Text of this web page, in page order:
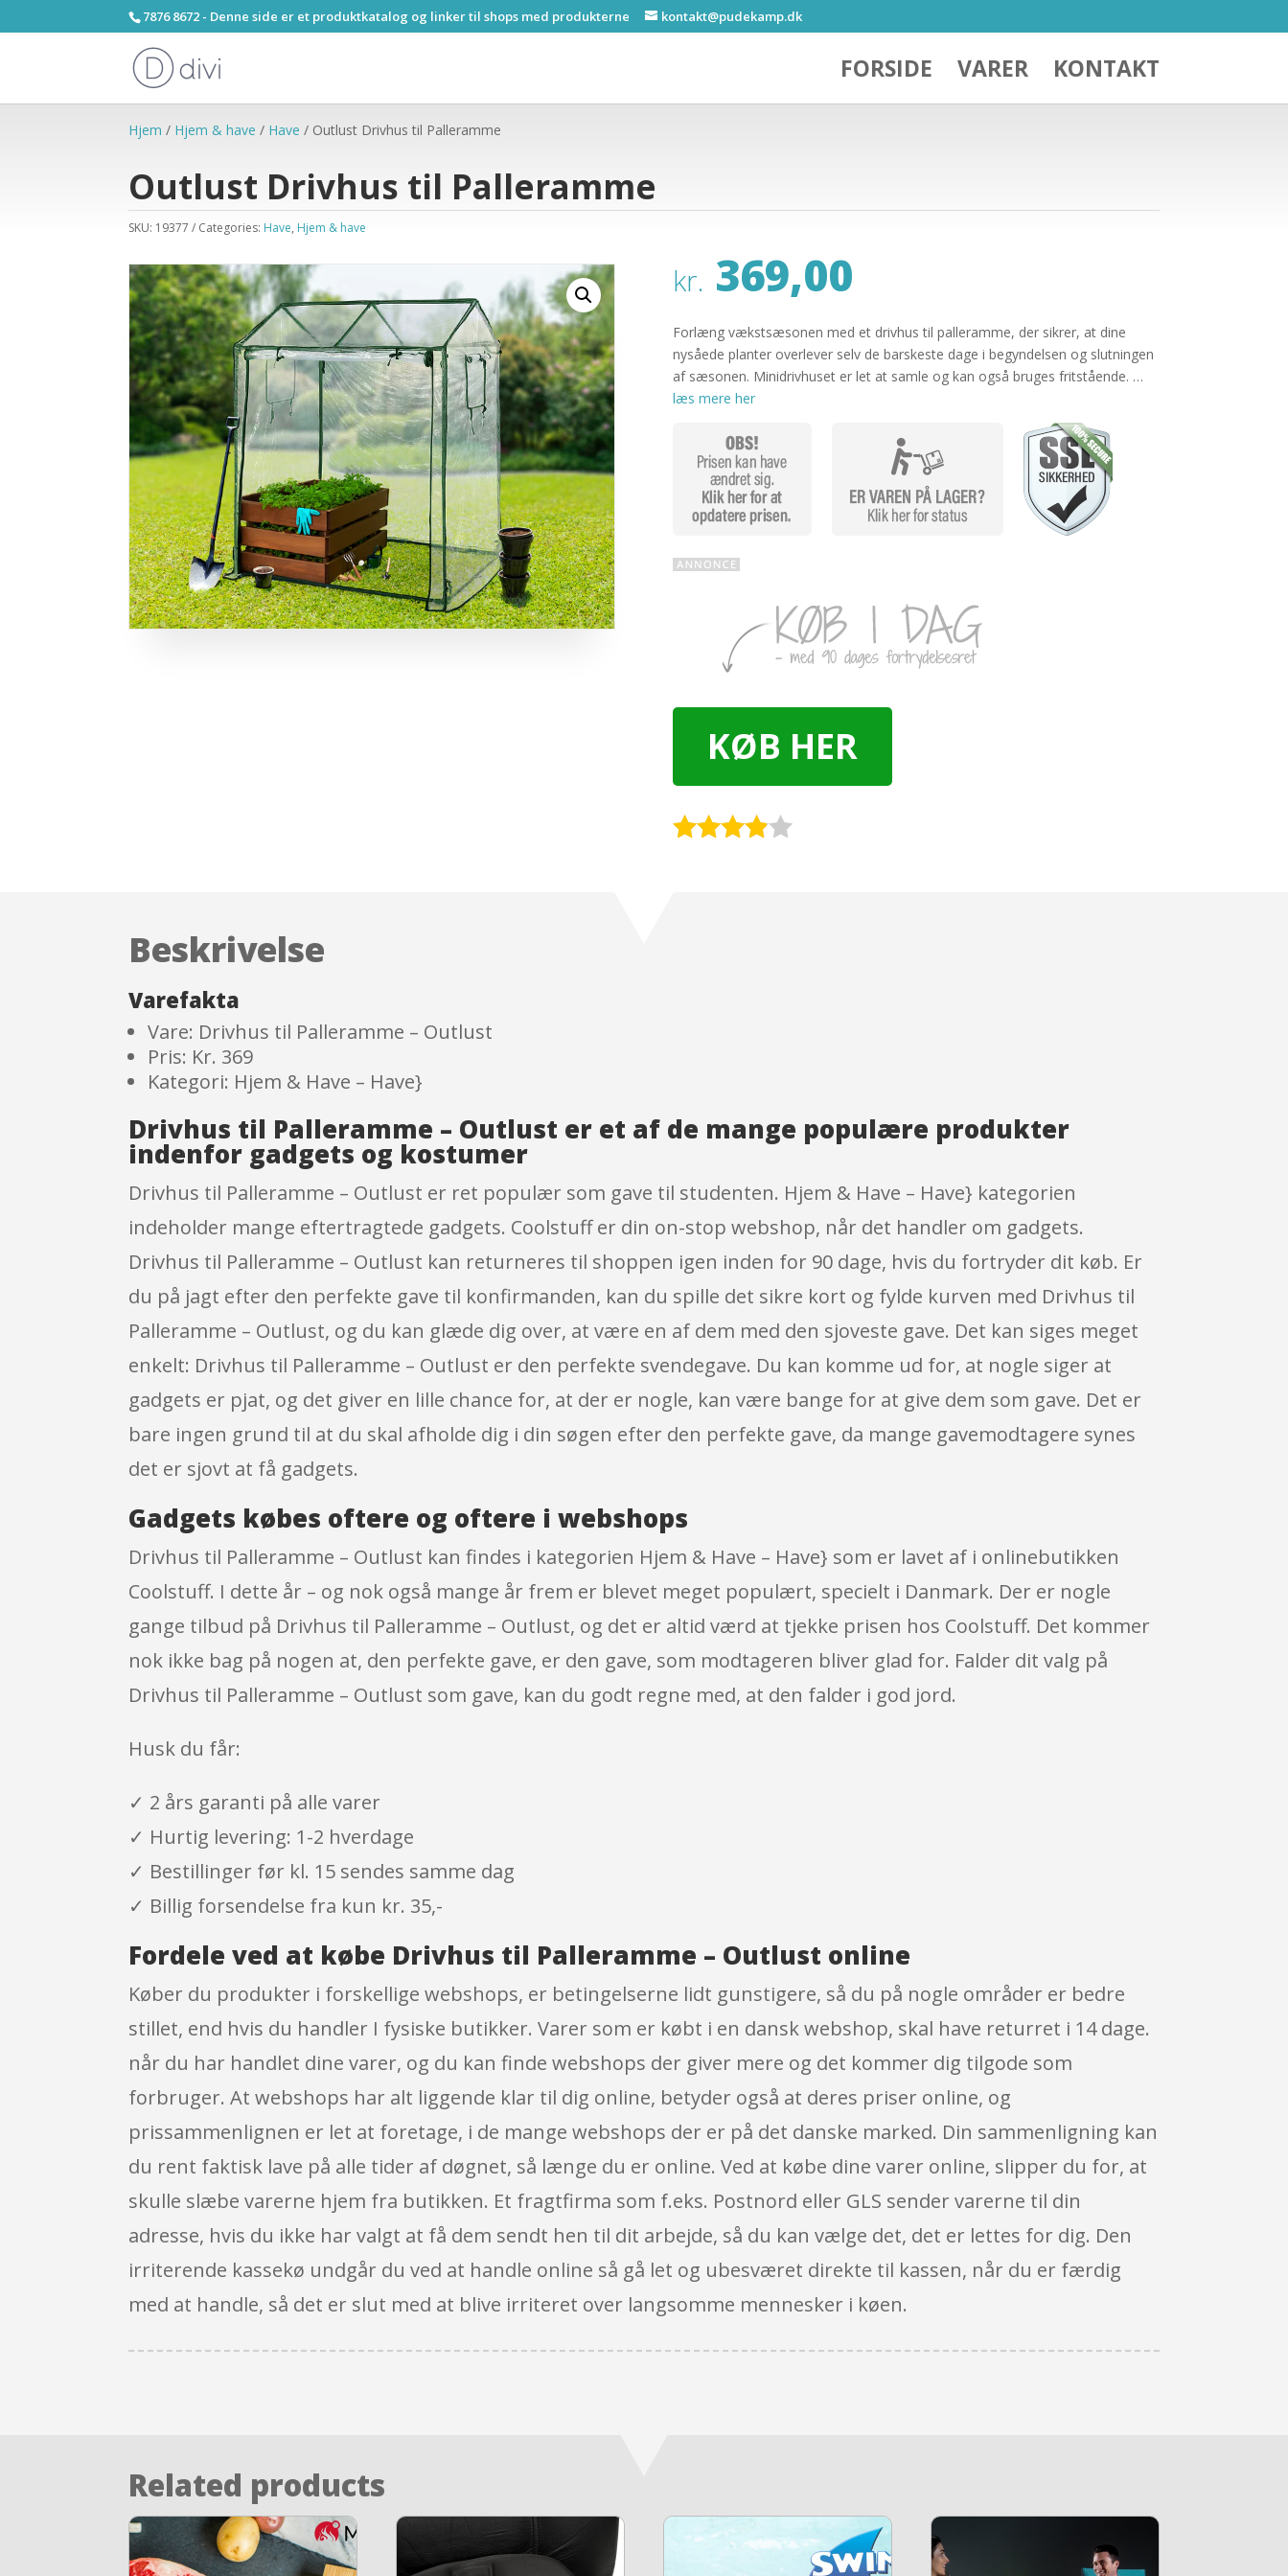
7876 8672 - Denne side er et produktkatalog og linker til shops med produkterne kontakt@pudekamp.dk
FORSIDE VARER KONTAKT
Hjem / Hjem & have / Have / Outlust Drivhus til Palleramme
Outlust Drivhus til Palleramme
SKU: 19377 Categories: Have, Hjem & have
kr. 369,00
Forlæng vækstsæsonen med et drivhus til palleramme, der sikrer, at dine
nysåede planter overlever selv de barskeste dage i begyndelsen og slutningen
af sæsonen. Minidrivhuset er let at samle og kan også bruges fritstående. …
læs mere her
KØB HER
Beskrivelse
Varefakta
Vare: Drivhus til Palleramme – Outlust
Pris: Kr. 369
Kategori: Hjem & Have – Have}
Drivhus til Palleramme – Outlust er et af de mange populære produkter
indenfor gadgets og kostumer
Drivhus til Palleramme – Outlust er ret populær som gave til studenten. Hjem & Have – Have} kategorien
indeholder mange eftertragtede gadgets. Coolstuff er din on-stop webshop, når det handler om gadgets.
Drivhus til Palleramme – Outlust kan returneres til shoppen igen inden for 90 dage, hvis du fortryder dit køb. Er
du på jagt efter den perfekte gave til konfirmanden, kan du spille det sikre kort og fylde kurven med Drivhus til
Palleramme – Outlust, og du kan glæde dig over, at være en af dem med den sjoveste gave. Det kan siges meget
enkelt: Drivhus til Palleramme – Outlust er den perfekte svendegave. Du kan komme ud for, at nogle siger at
gadgets er pjat, og det giver en lille chance for, at der er nogle, kan være bange for at give dem som gave. Det er
bare ingen grund til at du skal afholde dig i din søgen efter den perfekte gave, da mange gavemodtagere synes
det er sjovt at få gadgets.
Gadgets købes oftere og oftere i webshops
Drivhus til Palleramme – Outlust kan findes i kategorien Hjem & Have – Have} som er lavet af i onlinebutikken
Coolstuff. I dette år – og nok også mange år frem er blevet meget populært, specielt i Danmark. Der er nogle
gange tilbud på Drivhus til Palleramme – Outlust, og det er altid værd at tjekke prisen hos Coolstuff. Det kommer
nok ikke bag på nogen at, den perfekte gave, er den gave, som modtageren bliver glad for. Falder dit valg på
Drivhus til Palleramme – Outlust som gave, kan du godt regne med, at den falder i god jord.
Husk du får:
✓ 2 års garanti på alle varer
✓ Hurtig levering: 1-2 hverdage
✓ Bestillinger før kl. 15 sendes samme dag
✓ Billig forsendelse fra kun kr. 35,-
Fordele ved at købe Drivhus til Palleramme – Outlust online
Køber du produkter i forskellige webshops, er betingelserne lidt gunstigere, så du på nogle områder er bedre
stillet, end hvis du handler I fysiske butikker. Varer som er købt i en dansk webshop, skal have returret i 14 dage.
når du har handlet dine varer, og du kan finde webshops der giver mere og det kommer dig tilgode som
forbruger. At webshops har alt liggende klar til dig online, betyder også at deres priser online, og
prissammenlignen er let at foretage, i de mange webshops der er på det danske marked. Din sammenligning kan
du rent faktisk lave på alle tider af døgnet, så længe du er online. Ved at købe dine varer online, slipper du for, at
skulle slæbe varerne hjem fra butikken. Et fragtfirma som f.eks. Postnord eller GLS sender varerne til din
adresse, hvis du ikke har valgt at få dem sendt hen til dit arbejde, så du kan vælge det, det er lettes for dig. Den
irriterende kassekø undgår du ved at handle online så gå let og ubesværet direkte til kassen, når du er færdig
med at handle, så det er slut med at blive irriteret over langsomme mennesker i køen.
Related products